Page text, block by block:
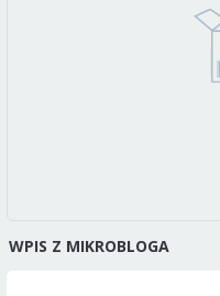
WPIS Z MIKROBLOGA